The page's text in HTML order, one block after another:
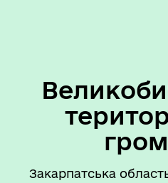
Закарпатська